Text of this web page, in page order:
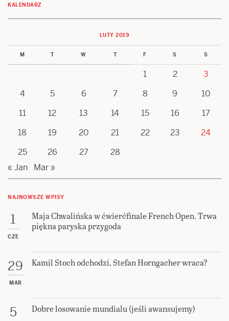
KALENDARZ
LUTY 2019
M T W T F S S
1 2
3
4
5 6 7 8 9
10
11
12 13 14 15 16
17
18
19 20 21 22 23
24
25
26 27
28
« Jan
Mar »
NAJNOWSZE WPISY
1
CZE
Maja Chwalińska w ćwierćfinale French Open. Trwa
piękna paryska przygoda
29
MAR
Kamil Stoch odchodzi, Stefan Horngacher wraca?
5 Dobre losowanie mundialu (jeśli awansujemy)